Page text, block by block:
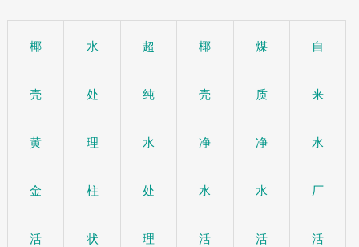
椰
壳
黄
金
活
水
处
理
柱
状
超
纯
水
处
理
椰
壳
净
水
活
煤
质
净
水
活
自
来
水
厂
活